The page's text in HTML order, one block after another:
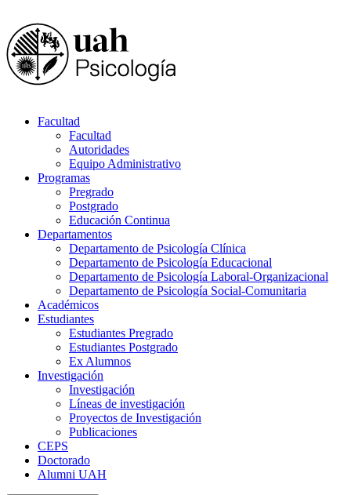
Facultad
Facultad
Autoridades
Equipo Administrativo
Programas
Pregrado
Postgrado
Educación Continua
Departamentos
Departamento de Psicología Clínica
Departamento de Psicología Educacional
Departamento de Psicología Laboral-Organizacional
Departamento de Psicología Social-Comunitaria
Académicos
Estudiantes
Estudiantes Pregrado
Estudiantes Postgrado
Ex Alumnos
Investigación
Investigación
Líneas de investigación
Proyectos de Investigación
Publicaciones
CEPS
Doctorado
Alumni UAH